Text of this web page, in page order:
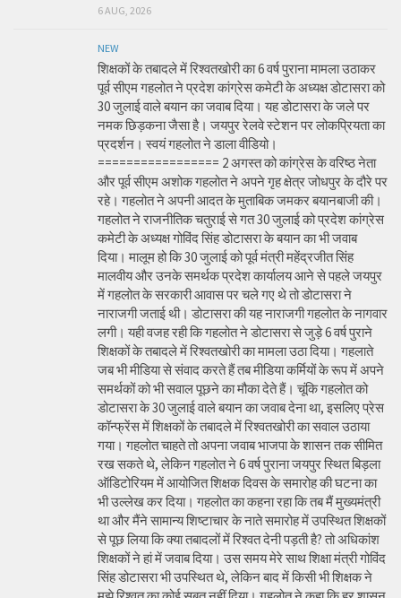
6 AUG, 2026
NEW
शिक्षकों के तबादले में रिश्वतखोरी का 6 वर्ष पुराना मामला उठाकर
पूर्व सीएम गहलोत ने प्रदेश कांग्रेस कमेटी के अध्यक्ष डोटासरा को
30 जुलाई वाले बयान का जवाब दिया। यह डोटासरा के जले पर
नमक छिड़कना जैसा है। जयपुर रेलवे स्टेशन पर लोकप्रियता का
प्रदर्शन। स्वयं गहलोत ने डाला वीडियो।
================= 2 अगस्त को कांग्रेस के वरिष्ठ नेता
और पूर्व सीएम अशोक गहलोत ने अपने गृह क्षेत्र जोधपुर के दौरे पर
रहे। गहलोत ने अपनी आदत के मुताबिक जमकर बयानबाजी की।
गहलोत ने राजनीतिक चतुराई से गत 30 जुलाई को प्रदेश कांग्रेस
कमेटी के अध्यक्ष गोविंद सिंह डोटासरा के बयान का भी जवाब
दिया। मालूम हो कि 30 जुलाई को पूर्व मंत्री महेंद्रजीत सिंह
मालवीय और उनके समर्थक प्रदेश कार्यालय आने से पहले जयपुर
में गहलोत के सरकारी आवास पर चले गए थे तो डोटासरा ने
नाराजगी जताई थी। डोटासरा की यह नाराजगी गहलोत के नागवार
लगी। यही वजह रही कि गहलोत ने डोटासरा से जुड़े 6 वर्ष पुराने
शिक्षकों के तबादले में रिश्वतखोरी का मामला उठा दिया। गहलाते
जब भी मीडिया से संवाद करते हैं तब मीडिया कर्मियों के रूप में अपने
समर्थकों को भी सवाल पूछने का मौका देते हैं। चूंकि गहलोत को
डोटासरा के 30 जुलाई वाले बयान का जवाब देना था, इसलिए प्रेस
कॉन्फ्रेंस में शिक्षकों के तबादले में रिश्वतखोरी का सवाल उठाया
गया। गहलोत चाहते तो अपना जवाब भाजपा के शासन तक सीमित
रख सकते थे, लेकिन गहलोत ने 6 वर्ष पुराना जयपुर स्थित बिड़ला
ऑडिटोरियम में आयोजित शिक्षक दिवस के समारोह की घटना का
भी उल्लेख कर दिया। गहलोत का कहना रहा कि तब मैं मुख्यमंत्री
था और मैंने सामान्य शिष्टाचार के नाते समारोह में उपस्थित शिक्षकों
से पूछ लिया कि क्या तबादलों में रिश्वत देनी पड़ती है? तो अधिकांश
शिक्षकों ने हां में जवाब दिया। उस समय मेरे साथ शिक्षा मंत्री गोविंद
सिंह डोटासरा भी उपस्थित थे, लेकिन बाद में किसी भी शिक्षक ने